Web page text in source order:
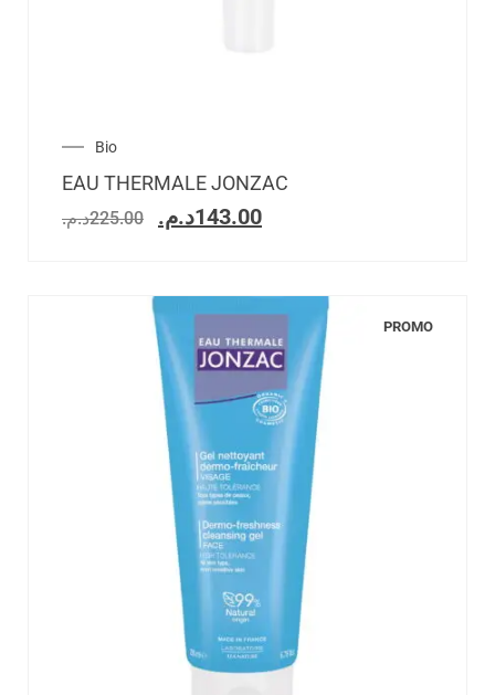
Bio
EAU THERMALE JONZAC
225.00د.م. 143.00د.م.
PROMO